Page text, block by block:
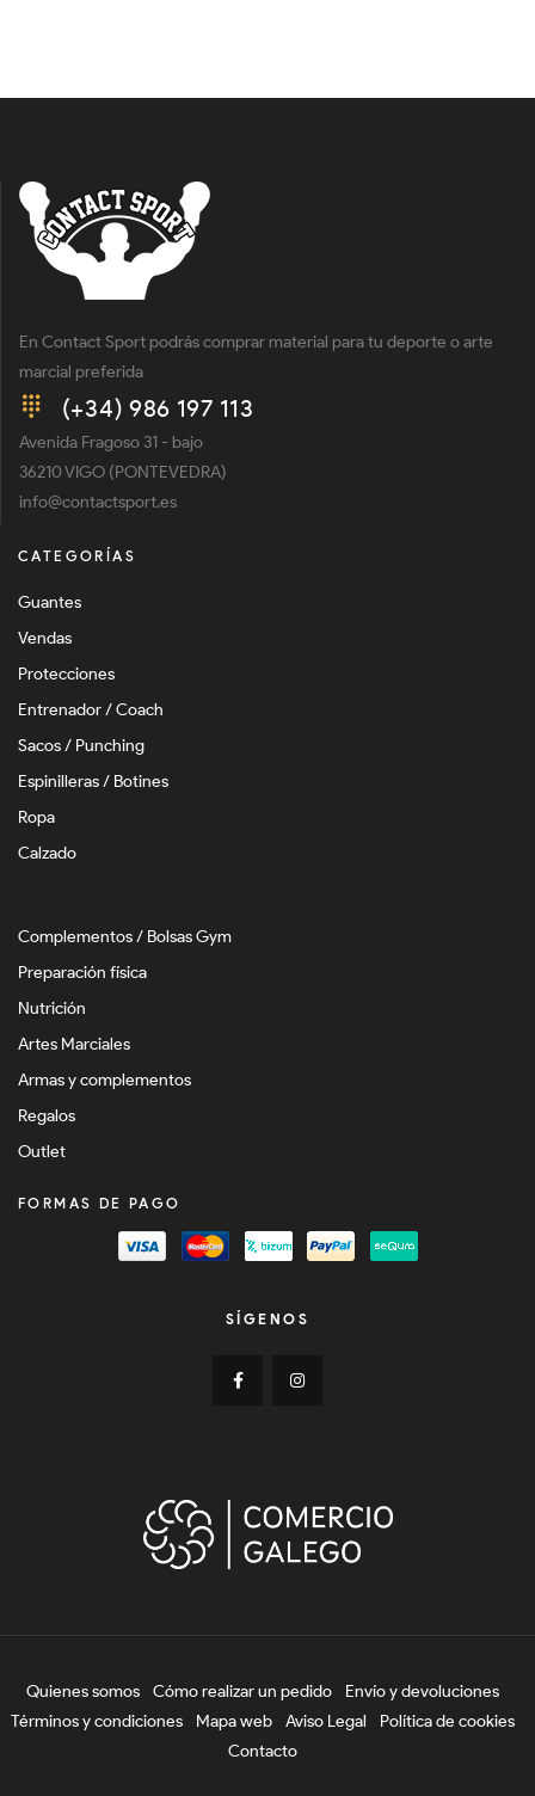
En Contact Sport podrás comprar material para tu deporte o arte
marcial preferida
(+34) 986 197 113
Avenida Fragoso 31 - bajo
36210 VIGO (PONTEVEDRA)
info@contactsport.es
CATEGORÍAS
Guantes
Vendas
Protecciones
Entrenador / Coach
Sacos / Punching
Espinilleras / Botines
Ropa
Calzado
Complementos / Bolsas Gym
Preparación física
Nutrición
Artes Marciales
Armas y complementos
Regalos
Outlet
FORMAS DE PAGO
SÍGENOS
Quienes somos Cómo realizar un pedido
Envío y devoluciones
Términos y condiciones
Mapa web Aviso Legal
Política de cookies
Contacto